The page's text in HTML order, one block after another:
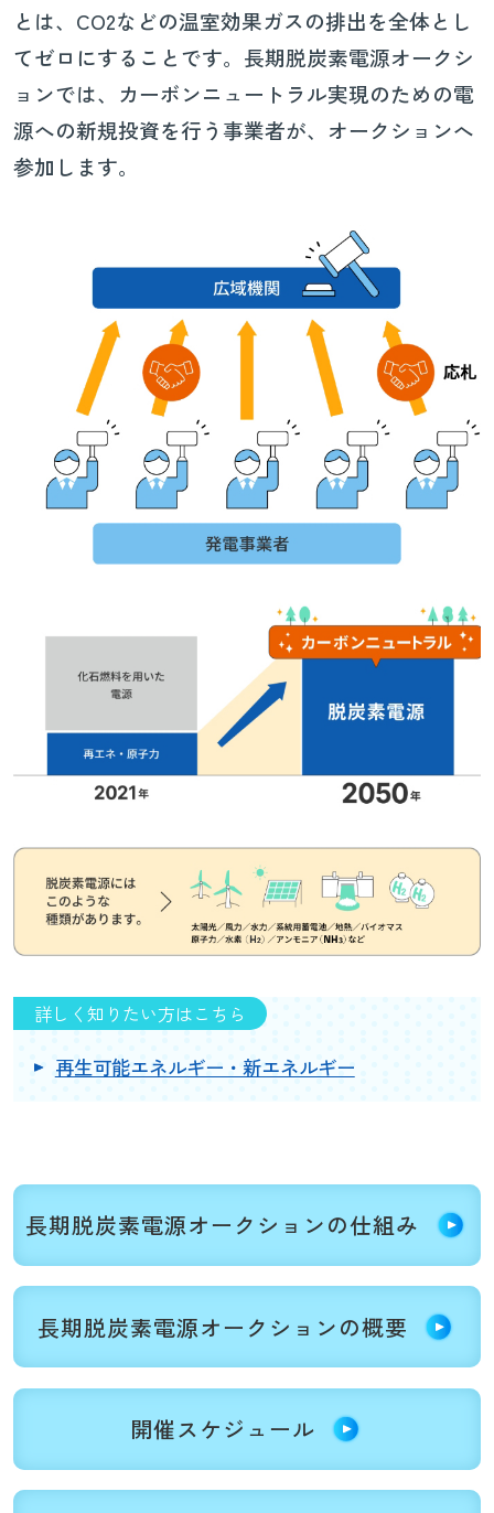
とは、CO2などの温室効果ガスの排出を全体とし
てゼロにすることです。長期脱炭素電源オークシ
ョンでは、カーボンニュートラル実現のための電
源への新規投資を行う事業者が、オークションへ
参加します。
詳しく知りたい方はこちら
再生可能エネルギー・新エネルギー
長期脱炭素電源オークションの仕組み
長期脱炭素電源オークションの概要
開催スケジュール